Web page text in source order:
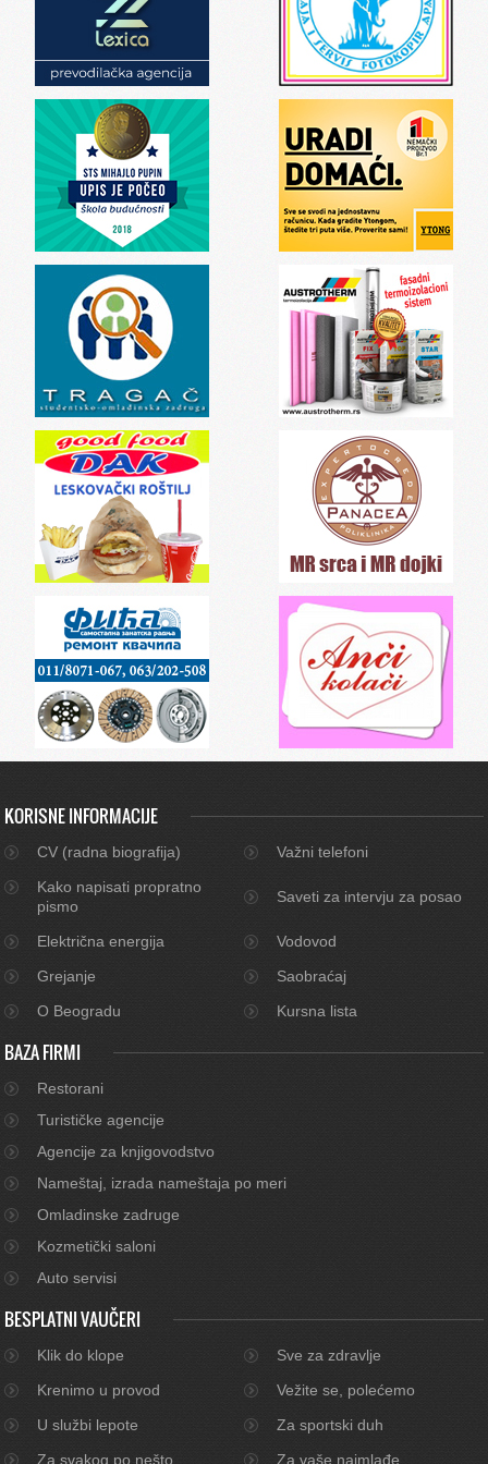
KORISNE INFORMACIJE
CV (radna biografija)
Važni telefoni
Kako napisati propratno
pismo
Saveti za intervju za posao
Električna energija
Vodovod
Grejanje
Saobraćaj
O Beogradu
Kursna lista
BAZA FIRMI
Restorani
Turističke agencije
Agencije za knjigovodstvo
Nameštaj, izrada nameštaja po meri
Omladinske zadruge
Kozmetički saloni
Auto servisi
BESPLATNI VAUČERI
Klik do klope
Sve za zdravlje
Krenimo u provod
Vežite se, polećemo
U službi lepote
Za sportski duh
Za svakog po nešto
Za vaše najmlađe